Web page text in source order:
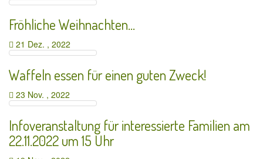
Fröhliche Weihnachten…
21 Dez. , 2022
Waffeln essen für einen guten Zweck!
23 Nov. , 2022
Infoveranstaltung für interessierte Familien am
22.11.2022 um 15 Uhr